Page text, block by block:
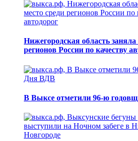
Нижегородская область заняла
регионов России по качеству
В Выксе отметили 96-ю